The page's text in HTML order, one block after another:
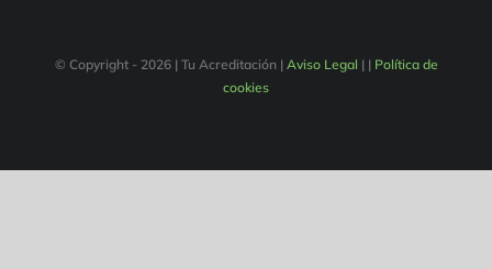
© Copyright - 2026 | Tu Acreditación | Aviso Legal | | Política de
cookies